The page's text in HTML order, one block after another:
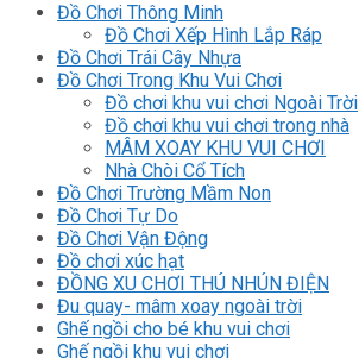
Đồ Chơi Thông Minh
Đồ Chơi Xếp Hình Lắp Ráp
Đồ Chơi Trái Cây Nhựa
Đồ Chơi Trong Khu Vui Chơi
Đồ chơi khu vui chơi Ngoài Trời
Đồ chơi khu vui chơi trong nhà
MÂM XOAY KHU VUI CHƠI
Nhà Chòi Cổ Tích
Đồ Chơi Trường Mầm Non
Đồ Chơi Tự Do
Đồ Chơi Vận Động
Đồ chơi xúc hạt
ĐỒNG XU CHƠI THÚ NHÚN ĐIỆN
Đu quay- mâm xoay ngoài trời
Ghế ngồi cho bé khu vui chơi
Ghế ngồi khu vui chơi